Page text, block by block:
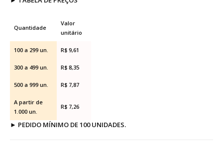
Quantidade
Valor
unitário
100 a 299 un. R$ 9,61
300 a 499 un. R$ 8,35
500 a 999 un. R$ 7,87
A partir de
1.000 un.
R$ 7,26
► PEDIDO MÍNIMO DE 100 UNIDADES.